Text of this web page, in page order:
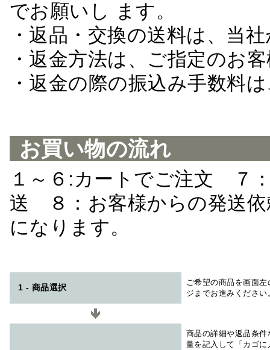
でお願いし ます。
・返品・交換の送料は、当
・返金方法は、ご指定のお
・返金の際の振込み手数料
お買い物の流れ
１～６:カートでご注文 ７
送 ８：お客様からの発送
になります。
1 - 商品選択
ご希望の商品を画面
ジまでお進みください
商品の詳細や返品条
量を記入して「カゴ